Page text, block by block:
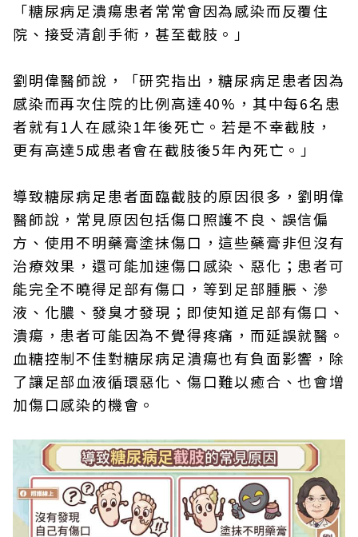
「糖尿病足潰瘍患者常常會因為感染而反覆住
院、接受清創手術，甚至截肢。」
劉明偉醫師說，「研究指出，糖尿病足患者因為
感染而再次住院的比例高達40%，其中每6名患
者就有1人在感染1年後死亡。若是不幸截肢，
更有高達5成患者會在截肢後5年內死亡。」
導致糖尿病足患者面臨截肢的原因很多，劉明偉
醫師說，常見原因包括傷口照護不良、誤信偏
方、使用不明藥膏塗抹傷口，這些藥膏非但沒有
治療效果，還可能加速傷口感染、惡化；患者可
能完全不曉得足部有傷口，等到足部腫脹、滲
液、化膿、發臭才發現；即使知道足部有傷口、
潰瘍，患者可能因為不覺得疼痛，而延誤就醫。
血糖控制不佳對糖尿病足潰瘍也有負面影響，除
了讓足部血液循環惡化、傷口難以癒合、也會增
加傷口感染的機會。